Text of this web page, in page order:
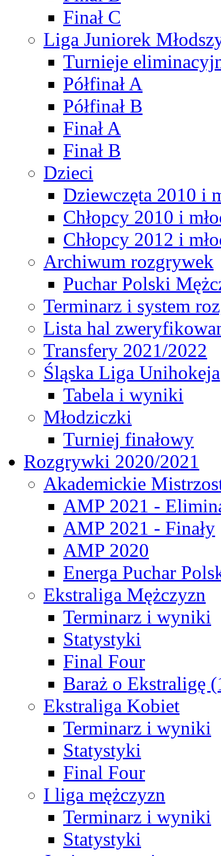
Finał C
Liga Juniorek
Turnieje
Półfinał A
Półfinał B
Finał A
Finał B
Dzieci
Dziewczęta 2010 i
Chłopcy 2010 i
Chłopcy 2012 i
Archiwum rozgrywek
Puchar Polski
Terminarz i system
Lista hal
Transfery 2021/2022
Śląska Liga Unihokeja
Tabela i wyniki
Młodziczki
Turniej finałowy
Rozgrywki 2020/2021
Akademickie
AMP 2021 -
AMP 2021 - Finały
AMP 2020
Energa Puchar
Ekstraliga Mężczyzn
Terminarz i wyniki
Statystyki
Final Four
Baraż o Ekstraligę
Ekstraliga Kobiet
Terminarz i wyniki
Statystyki
Final Four
I liga mężczyzn
Terminarz i wyniki
Statystyki